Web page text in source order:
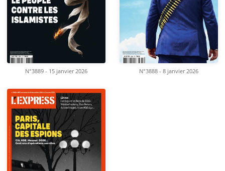
N°3889 - 15 janvier 2026 N°3888 - 8 janvier 2026